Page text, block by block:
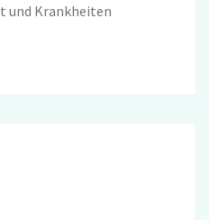
und Krankheiten